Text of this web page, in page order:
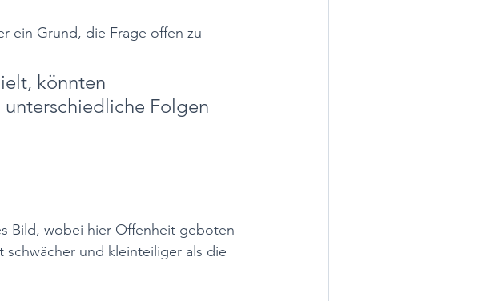
ein Grund, die Frage offen zu
könnten
Folgen
Bild, wobei hier Offenheit geboten
und kleinteiliger als die